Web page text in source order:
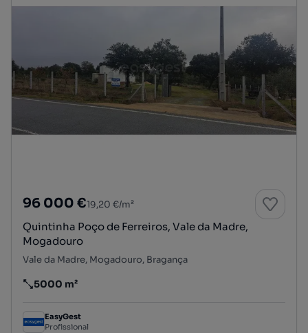
96 000 €19,20 €/m²
Quintinha Poço de Ferreiros, Vale da Madre,
Mogadouro
Vale da Madre, Mogadouro, Bragança
Preço por metro quadrado
5000 m²
EasyGest
Profissional